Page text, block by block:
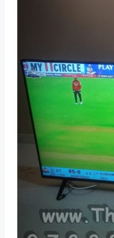
සපුගස්කන්ද
කොට්ටාව
අතුරුගිරිය
අලුත්කඩේ
බෙල්ලන්විල